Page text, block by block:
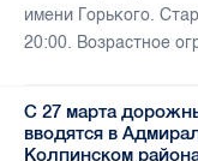
имени Горького.
20:00. Возрастное
С 27 марта
вводятся в
Колпинском